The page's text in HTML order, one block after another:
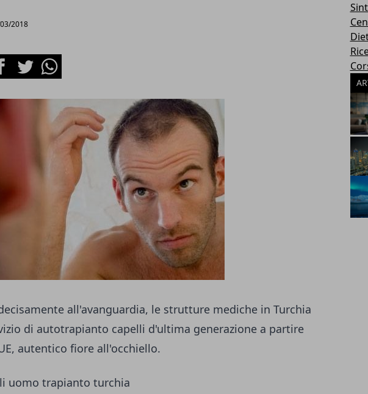
2018
TwitterWhatsapp
all'avanguardia, le strutture mediche in Turchia
di autotrapianto capelli d'ultima generazione a partire
autentico fiore all'occhiello.